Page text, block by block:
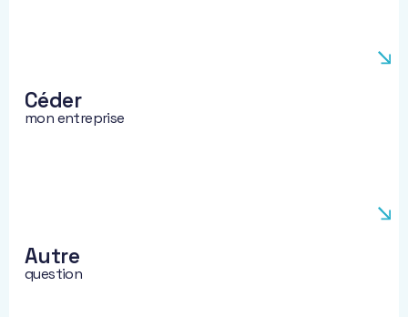
Céder
mon entreprise
Autre
question